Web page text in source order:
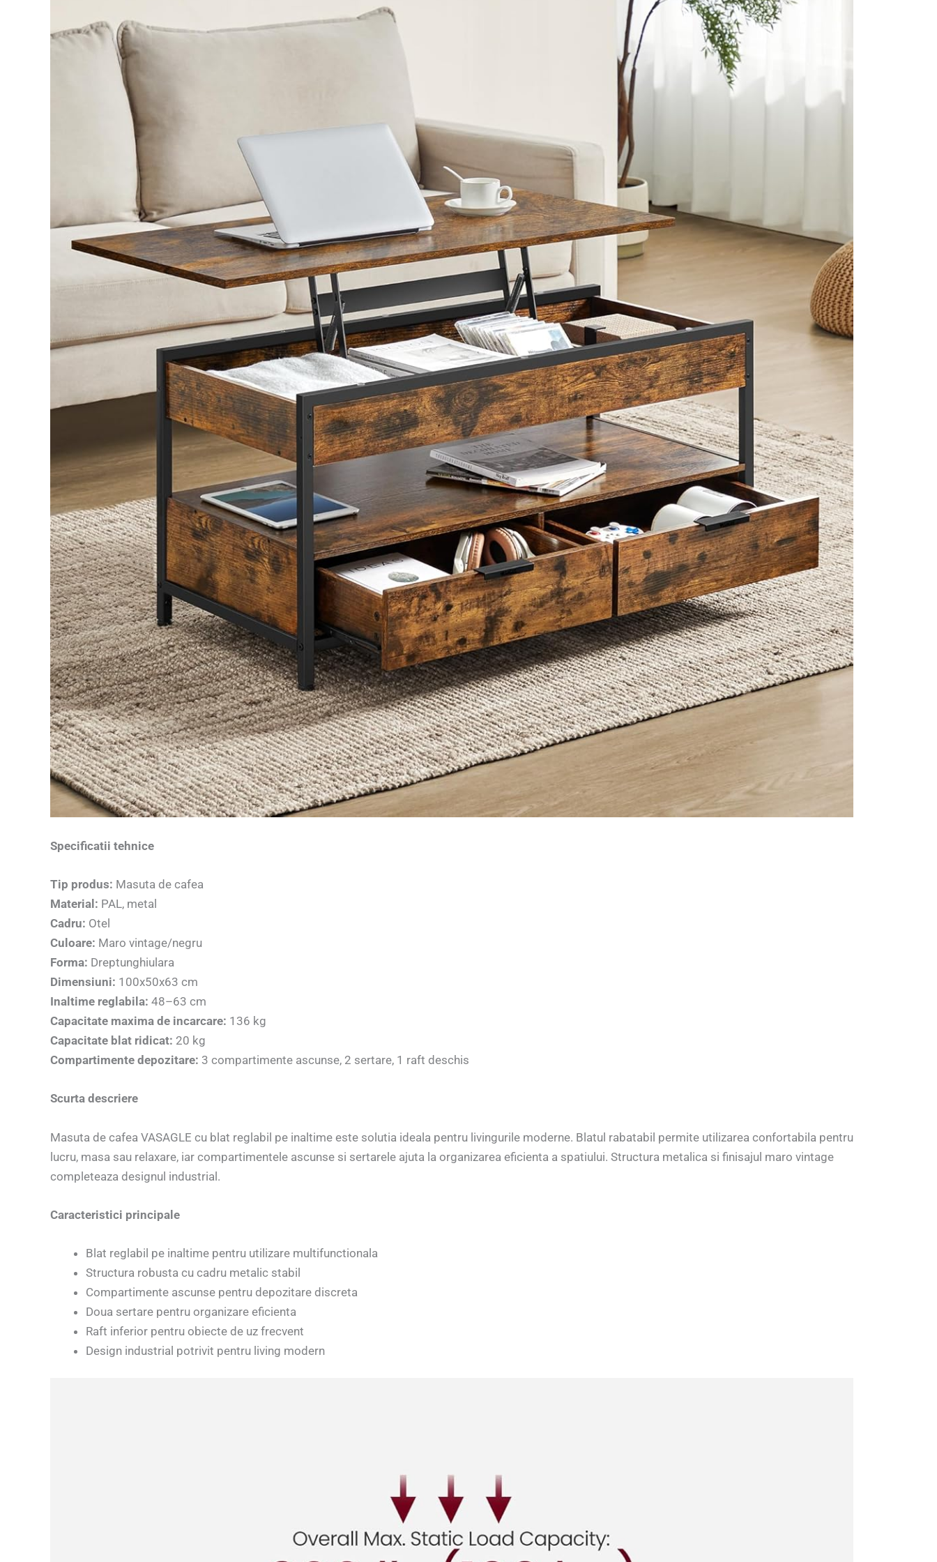
Specificatii tehnice
Tip produs: Masuta de cafea
Material: PAL, metal
Cadru: Otel
Culoare: Maro vintage/negru
Forma: Dreptunghiulara
Dimensiuni: 100x50x63 cm
Inaltime reglabila: 48–63 cm
Capacitate maxima de incarcare: 136 kg
Capacitate blat ridicat: 20 kg
Compartimente depozitare: 3 compartimente ascunse, 2 sertare, 1 raft deschis
Scurta descriere
Masuta de cafea VASAGLE cu blat reglabil pe inaltime este solutia ideala pentru livingurile moderne. Blatul rabatabil permite utilizarea confortabila pentru
lucru, masa sau relaxare, iar compartimentele ascunse si sertarele ajuta la organizarea eficienta a spatiului. Structura metalica si finisajul maro vintage
completeaza designul industrial.
Caracteristici principale
Blat reglabil pe inaltime pentru utilizare multifunctionala
Structura robusta cu cadru metalic stabil
Compartimente ascunse pentru depozitare discreta
Doua sertare pentru organizare eficienta
Raft inferior pentru obiecte de uz frecvent
Design industrial potrivit pentru living modern